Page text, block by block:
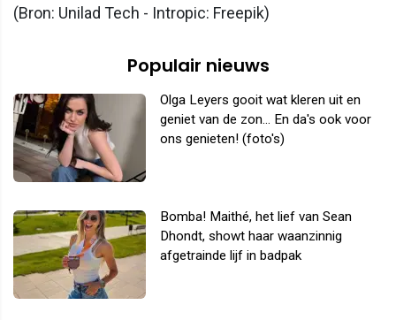
(Bron: Unilad Tech - Intropic: Freepik)
Populair nieuws
Olga Leyers gooit wat kleren uit en
geniet van de zon... En da's ook voor
ons genieten! (foto's)
Bomba! Maithé, het lief van Sean
Dhondt, showt haar waanzinnig
afgetrainde lijf in badpak